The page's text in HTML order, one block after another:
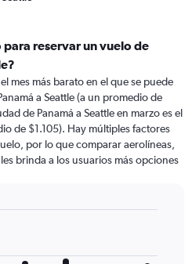
para reservar un vuelo de
mes más barato en el que se puede
a Seattle (a un promedio de
de Panamá a Seattle en marzo es el
de $1.105). Hay múltiples factores
por lo que comparar aerolíneas,
brinda a los usuarios más opciones